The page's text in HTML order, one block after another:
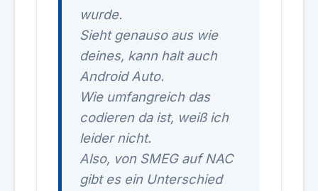
wurde.
Sieht genauso aus wie
deines, kann halt auch
Android Auto.
Wie umfangreich das
codieren da ist, weiß ich
leider nicht.
Also, von SMEG auf NAC
gibt es ein Unterschied